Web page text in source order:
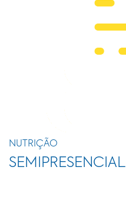
NUTRIÇÃO
SEMIPRESENCIAL